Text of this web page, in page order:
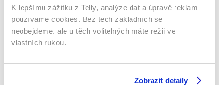
K lepšímu zážitku z Telly, analýze dat a úpravě reklam
používáme cookies. Bez těch základních se
neobejdeme, ale u těch volitelných máte režii ve
vlastních rukou.
Zobrazit detaily
Webový prohlížeč